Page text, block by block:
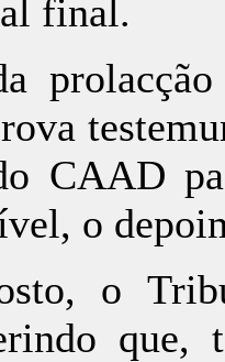
final.
CAAD
o
o
que,